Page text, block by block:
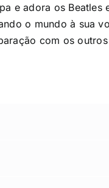
e adora os
o mundo à sua
com os